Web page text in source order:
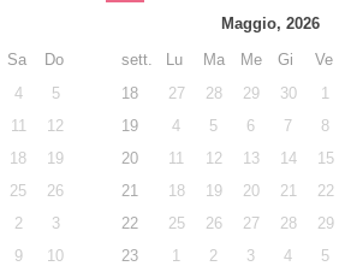
Sa
Do
4
5
11
12
18
19
25
26
2
3
9 10
Maggio, 2026
sett.
Lu Ma Me Gi Ve
18
27 28 29 30 1
19
4 5 6 7 8
20
11 12 13 14 15
21
18 19 20 21 22
22
25 26 27 28 29
23
1 2 3 4 5